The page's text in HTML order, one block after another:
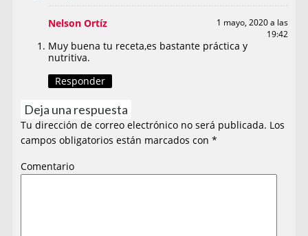
Nelson Ortíz
1 mayo, 2020 a las
19:42
Muy buena tu receta,es bastante práctica y
nutritiva.
Responder
Deja una respuesta
Tu dirección de correo electrónico no será publicada. Los
campos obligatorios están marcados con*
Comentario